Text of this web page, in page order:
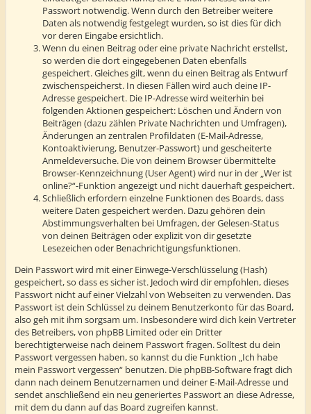
Passwort notwendig. Wenn durch den Betreiber weitere
Daten als notwendig festgelegt wurden, so ist dies für dich
vor deren Eingabe ersichtlich.
Wenn du einen Beitrag oder eine private Nachricht erstellst,
so werden die dort eingegebenen Daten ebenfalls
gespeichert. Gleiches gilt, wenn du einen Beitrag als Entwurf
zwischenspeicherst. In diesen Fällen wird auch deine IP-
Adresse gespeichert. Die IP-Adresse wird weiterhin bei
folgenden Aktionen gespeichert: Löschen und Ändern von
Beiträgen (dazu zählen Private Nachrichten und Umfragen),
Änderungen an zentralen Profildaten (E-Mail-Adresse,
Kontoaktivierung, Benutzer-Passwort) und gescheiterte
Anmeldeversuche. Die von deinem Browser übermittelte
Browser-Kennzeichnung (User Agent) wird nur in der „Wer ist
online?“-Funktion angezeigt und nicht dauerhaft gespeichert.
Schließlich erfordern einzelne Funktionen des Boards, dass
weitere Daten gespeichert werden. Dazu gehören dein
Abstimmungsverhalten bei Umfragen, der Gelesen-Status
von deinen Beiträgen oder explizit von dir gesetzte
Lesezeichen oder Benachrichtigungsfunktionen.
Dein Passwort wird mit einer Einwege-Verschlüsselung (Hash)
gespeichert, so dass es sicher ist. Jedoch wird dir empfohlen, dieses
Passwort nicht auf einer Vielzahl von Webseiten zu verwenden. Das
Passwort ist dein Schlüssel zu deinem Benutzerkonto für das Board,
also geh mit ihm sorgsam um. Insbesondere wird dich kein Vertreter
des Betreibers, von phpBB Limited oder ein Dritter
berechtigterweise nach deinem Passwort fragen. Solltest du dein
Passwort vergessen haben, so kannst du die Funktion „Ich habe
mein Passwort vergessen“ benutzen. Die phpBB-Software fragt dich
dann nach deinem Benutzernamen und deiner E-Mail-Adresse und
sendet anschließend ein neu generiertes Passwort an diese Adresse,
mit dem du dann auf das Board zugreifen kannst.